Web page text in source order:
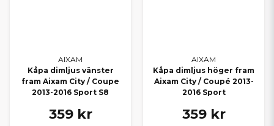
AIXAM
Kåpa dimljus vänster
fram Aixam City / Coupe
2013-2016 Sport S8
359 kr
AIXAM
Kåpa dimljus höger fram
Aixam City / Coupé 2013-
2016 Sport
359 kr